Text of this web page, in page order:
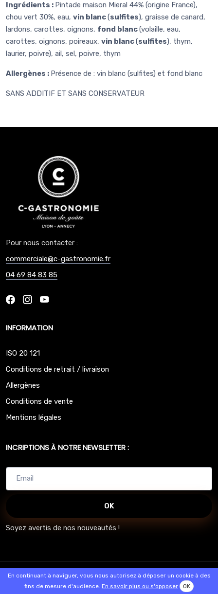
Ingrédients : Pintade maison Mieral 44% (origine France),
chou vert 30%, eau, vin blanc(sulfites), graisse de canard,
lardons, carottes, oignons, fond blanc(volaille, eau,
carottes, oignons, poireaux, vin blanc(sulfites), thym,
laurier, poivre), ail, sel, poivre, thym
Allergènes : Présence de : vin blanc (sulfites) et fond blanc
SANS ADDITIF ET SANS CONSERVATEUR
Pour nous contacter :
commerciale@c-gastronomie.fr
04 69 84 83 85
INFORMATION
ISO 20 121
Conditions de retrait / livraison
Allergènes
Conditions de vente
Mentions légales
INCRIPTIONS À NOTRE NEWSLETTER :
OK
Soyez avertis de nos nouveautés !
© 2026 - Logiciel
SaasFood - Logiciel de gestion de commande sur
internet et en magasin
En continuant à naviguer, vous nous autorisez à déposer un cookie à des
fins de mesure d'audience. En savoir plus ou s'opposer OK